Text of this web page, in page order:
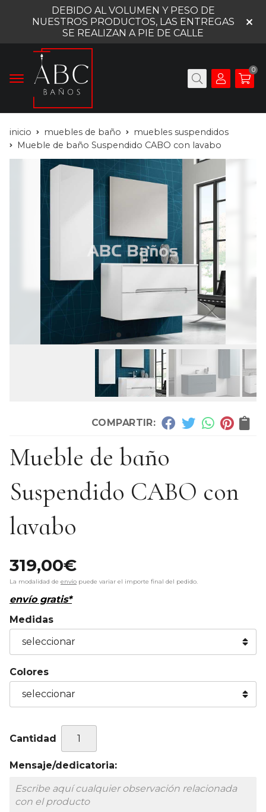
DEBIDO AL VOLUMEN Y PESO DE
NUESTROS PRODUCTOS, LAS ENTREGAS
SE REALIZAN A PIE DE CALLE
0
inicio muebles de baño
muebles suspendidos
Mueble de baño Suspendido CABO con lavabo
COMPARTIR:
Mueble de baño
Suspendido CABO con
lavabo
319,00€
La modalidad de envío puede variar el importe final del pedido.
envío gratis*
Medidas
Colores
Cantidad
Mensaje/dedicatoria: